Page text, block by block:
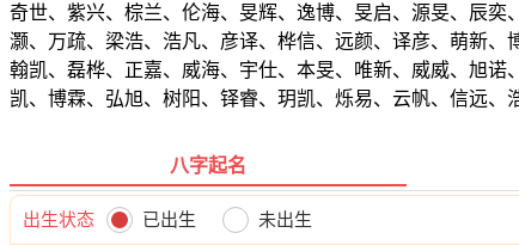
奇世、紫兴、棕兰、伦海、旻辉、逸博、旻启、源旻、辰
灏、万疏、梁浩、浩凡、彦译、桦信、远颜、译彦、萌新
翰凯、磊桦、正嘉、威海、宇仕、本旻、唯新、威威、旭
凯、博霖、弘旭、树阳、铎睿、玥凯、烁易、云帆、信远、
八字起名
出生状态 已出生 未出生